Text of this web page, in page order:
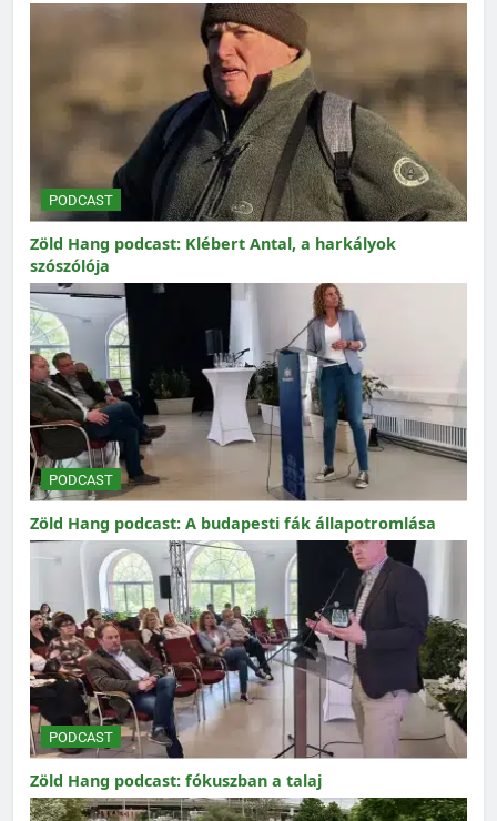
PODCAST
Zöld Hang podcast: Klébert Antal, a harkályok
szószólója
PODCAST
Zöld Hang podcast: A budapesti fák állapotromlása
PODCAST
Zöld Hang podcast: fókuszban a talaj